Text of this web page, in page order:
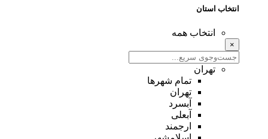
انتخاب استان
انتخاب همه
×
تهران
تمام شهر‌ها
تهران
آبسرد
آبعلی
ارجمند